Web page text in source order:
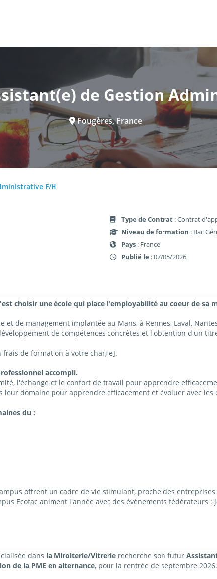
de Gestion
Fougères, France
F/H
Type de Contrat : Contrat
Niveau de formation : Bac
Pays : France
Publié le : 07/05/2026
choisir une école qui place l'employabilité au coeur de sa
et de management implantée au Mans, à Rennes, Laval,
de compétences concrètes et l'obtention d'un titre
de formation à votre charge].
accompli.
l'échange et le confort de travail pour apprendre
domaine pour apprendre efficacement et évoluer avec les
du :
offrent un cadre de vie stimulant, proche des
Ecofac animent l'année avec des événements fédérateurs
dans la Miroiterie/Vitrerie recherche son futur
de la PME en alternance, pour la rentrée de septembre 2026.